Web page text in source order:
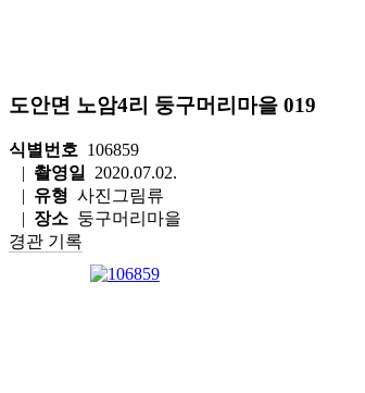
도안면 노암4리 둥구머리마을 019
식별번호 106859
| 촬영일
2020.07.02.
| 유형 사진그림류
| 장소 둥구머리마을
경관 기록